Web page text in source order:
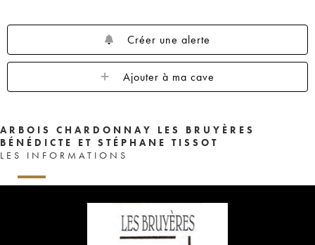
Créer une alerte
Ajouter à ma cave
ARBOIS CHARDONNAY LES BRUYÈRES
BÉNÉDICTE ET STÉPHANE TISSOT
LES INFORMATIONS